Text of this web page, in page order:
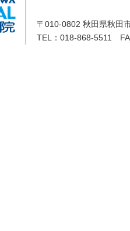
〒010-0802 秋田県秋田
TEL：018-868-5511